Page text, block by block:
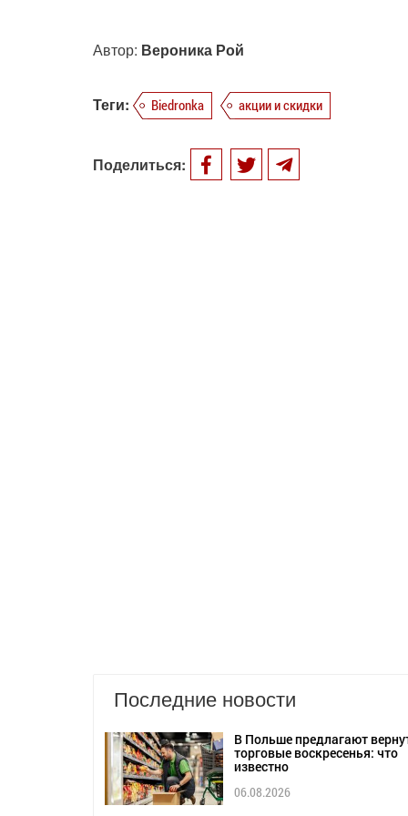
Автор: Вероника Рой
Теги: Biedronka акции и скидки
Поделиться:
Последние новости
В Польше предлагают
торговые воскресенья: что
известно
06.08.2026